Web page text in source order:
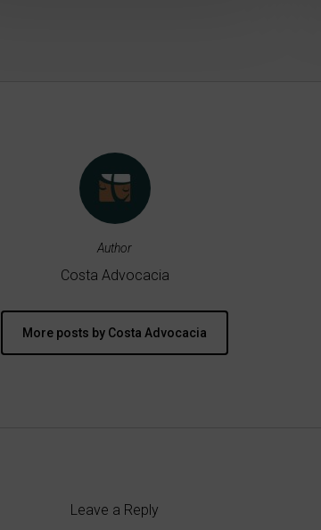
Author
Costa Advocacia
More posts by Costa Advocacia
Leave a Reply